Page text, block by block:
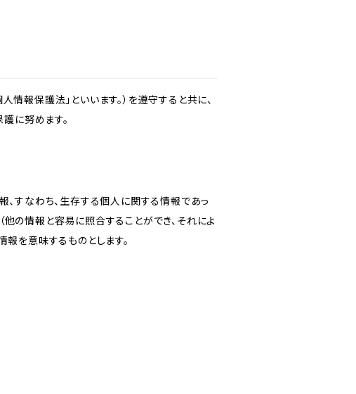
報保護法」といいます。）を遵守すると共に、
に努めます。
すなわち、生存する個人に関する情報であっ
の情報と容易に照合することができ、それによ
を意味するものとします。